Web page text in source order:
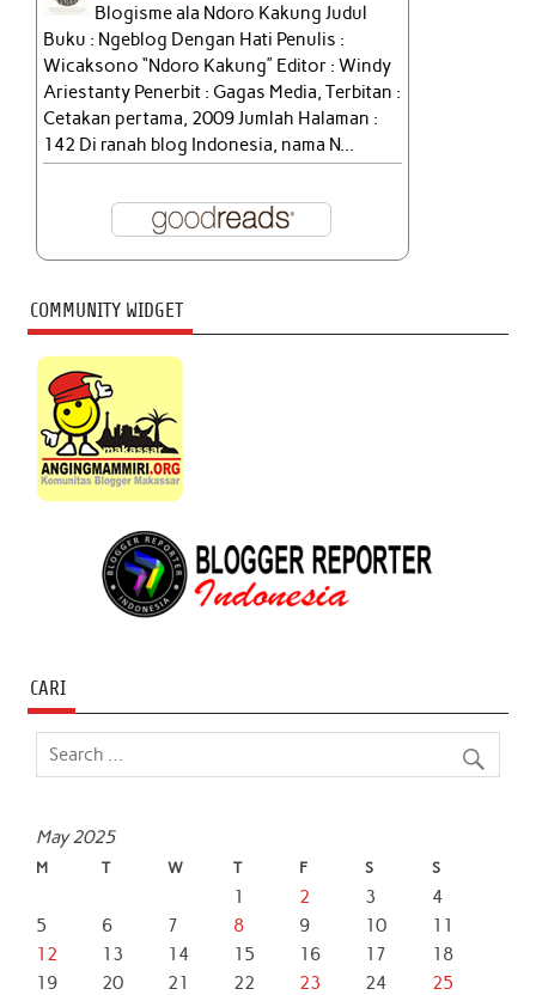
Blogisme ala Ndoro Kakung Judul
Buku : Ngeblog Dengan Hati Penulis :
Wicaksono “Ndoro Kakung” Editor : Windy
Ariestanty Penerbit : Gagas Media, Terbitan :
Cetakan pertama, 2009 Jumlah Halaman :
142 Di ranah blog Indonesia, nama N...
COMMUNITY WIDGET
CARI
May 2025
M T W T F S S
1 2 3
4
5
6 7 8 9 10
11
12
13 14 15 16 17
18
19
20 21 22 23 24
25